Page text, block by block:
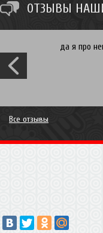
ОТЗЫВЫ
да я про
Все отзывы